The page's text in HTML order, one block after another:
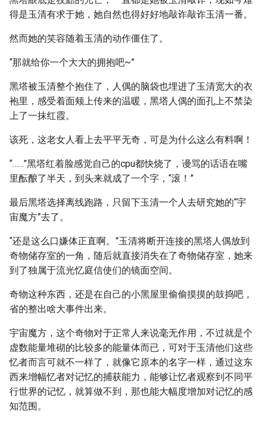
得是玉清有求于她，她自然也得好好地敲诈敲诈玉清一番。
然而她的笑容随着玉清的动作僵住了。
“那就给你一个大大的拥抱吧~”
黑塔被玉清整个抱住了，人偶的脑袋也埋进了玉清宽大的衣
袍里，感受着面颊上传来的温暖，黑塔人偶的面孔上不禁染
上了一抹红霞。
该死，这老女人看上去平平无奇，可是为什么这么有料啊！
“……”黑塔红着脸感觉自己的cpu都快烧了，谩骂的话语在嘴
里酝酿了半天，到头来就成了一个字，“滚！”
最后黑塔选择离线跑路，只留下玉清一个人去研究她的“宇
宙魔方”去了。
“还是这么口嫌体正直啊。”玉清将断开连接的黑塔人偶放到
奇物储存室的一角，随后就直接消失在了奇物储存室，她来
到了独属于流光忆庭信使们的镜面空间。
奇物这种东西，还是在自己的小黑屋里偷偷摸摸的鼓捣吧，
省的整出啥大事件出来。
宇宙魔方，这个奇物对于正常人来说毫无作用，不过就是个
虚数能量堆砌的比较多的能量体而已，可对于玉清他们这些
忆者而言可就不一样了，就像它原本的名字一样，通过这东
西来增幅忆者对记忆的捕获能力，能够让忆者观察到不同平
行世界的记忆，就算做不到，那也能大幅度增加对记忆的感
知范围。